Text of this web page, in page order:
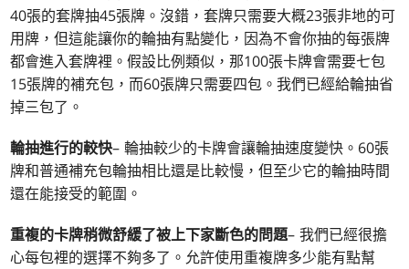
40張的套牌抽45張牌。沒錯，套牌只需要大概23張非地的可
用牌，但這能讓你的輪抽有點變化，因為不會你抽的每張牌
都會進入套牌裡。假設比例類似，那100張卡牌會需要七包
15張牌的補充包，而60張牌只需要四包。我們已經給輪抽省
掉三包了。
輪抽進行的較快– 輪抽較少的卡牌會讓輪抽速度變快。60張
牌和普通補充包輪抽相比還是比較慢，但至少它的輪抽時間
還在能接受的範圍。
重複的卡牌稍微舒緩了被上下家斷色的問題– 我們已經很擔
心每包裡的選擇不夠多了。允許使用重複牌多少能有點幫